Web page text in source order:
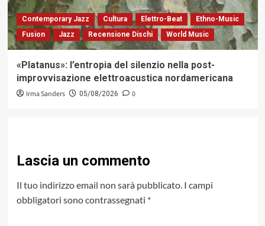
Contemporary Jazz Cultura Elettro-Beat
Ethno-Music
Fusion
Jazz Recensione Dischi World Music
«Platanus»: l’entropia del silenzio nella post-
improvvisazione elettroacustica nordamericana
Irma Sanders 05/08/2026 0
Lascia un commento
Il tuo indirizzo email non sarà pubblicato. I campi
obbligatori sono contrassegnati *